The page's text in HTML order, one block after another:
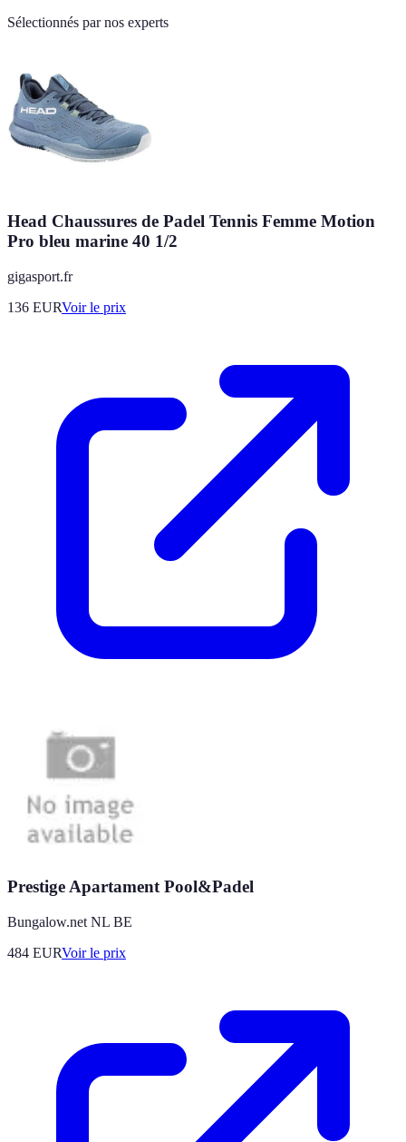
Sélectionnés par nos experts
Head Chaussures de Padel Tennis Femme Motion
Pro bleu marine 40 1/2
gigasport.fr
136 EURVoir le prix
Prestige Apartament Pool&Padel
Bungalow.net NL BE
484 EURVoir le prix